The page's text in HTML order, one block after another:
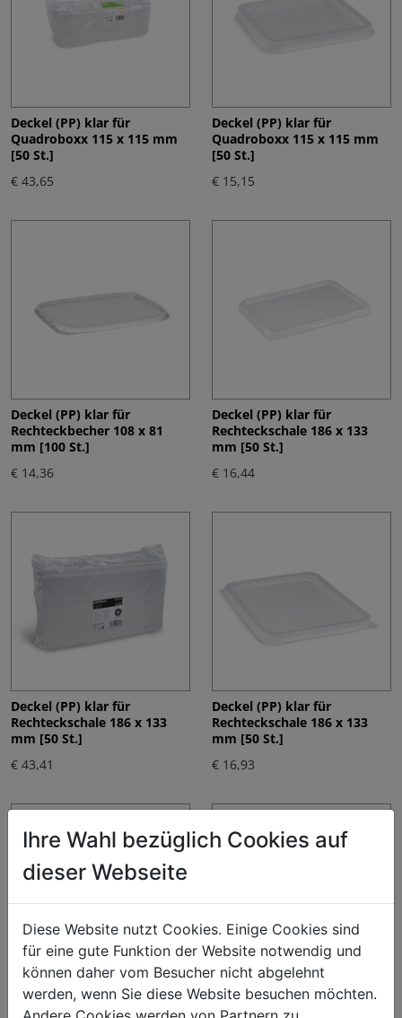
Deckel (PP) klar für
Quadroboxx 115 x 115 mm
[50 St.]
€ 43,65
Deckel (PP) klar für
Quadroboxx 115 x 115 mm
[50 St.]
€ 15,15
Deckel (PP) klar für
Rechteckbecher 108 x 81
mm [100 St.]
€ 14,36
Deckel (PP) klar für
Rechteckschale 186 x 133
mm [50 St.]
€ 16,44
Deckel (PP) klar für
Rechteckschale 186 x 133
mm [50 St.]
€ 43,41
Deckel (PP) klar für
Rechteckschale 186 x 133
mm [50 St.]
€ 16,93
Deckel (PP) klar für
Rundbecher Ø101mm [100
Deckel (PP) klar für Schale
Ø127mm [50 St.]
Ihre Wahl bezüglich Cookies auf
dieser Webseite
Diese Website nutzt Cookies. Einige Cookies sind
für eine gute Funktion der Website notwendig und
können daher vom Besucher nicht abgelehnt
werden, wenn Sie diese Website besuchen möchten.